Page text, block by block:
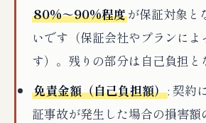
80%～90%程度が保証対象と
いです（保証会社やプランによ
す）。残りの部分は自己負担と
免責金額（自己負担額）: 契約
証事故が発生した場合の損害額